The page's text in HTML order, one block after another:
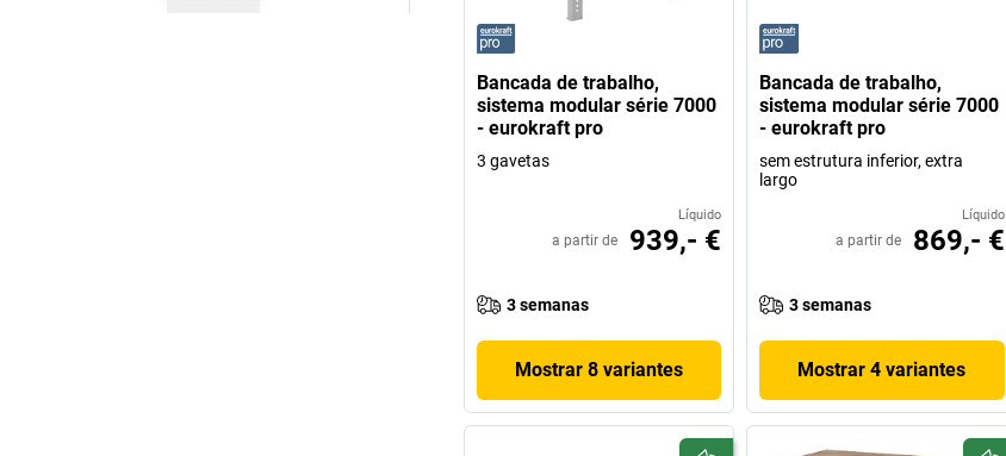
Bancada de trabalho,
sistema modular série 7000
- eurokraft pro
3 gavetas
Líquido
a partir de 939,- €
3 semanas
Mostrar 8 variantes
Bancada de trabalho,
sistema modular série 7000
- eurokraft pro
sem estrutura inferior, extra
largo
Líquido
a partir de 869,- €
3 semanas
Mostrar 4 variantes